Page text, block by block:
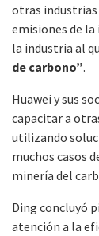
otras industrias
emisiones de
la industria al
de carbono”.
Huawei y sus
capacitar a
utilizando
muchos casos
minería del
Ding concluyó
atención a la